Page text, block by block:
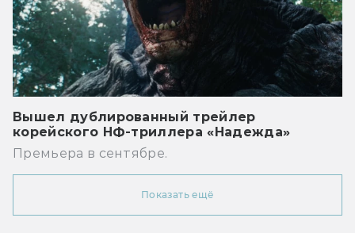
Вышел дублированный трейлер
корейского НФ-триллера «Надежда»
Премьера в сентябре.
Показать ещё